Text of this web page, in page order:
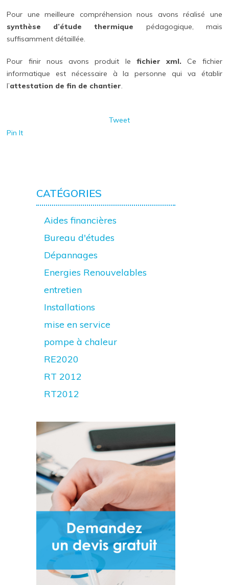
Pour une meilleure compréhension nous avons réalisé une
synthèse d’étude thermique pédagogique, mais
suffisamment détaillée.
Pour finir nous avons produit le fichier xml. Ce fichier
informatique est nécessaire à la personne qui va établir
l’attestation de fin de chantier
Tweet
Pin It
CATÉGORIES
Aides financières
Bureau d'études
Dépannages
Energies Renouvelables
entretien
Installations
mise en service
pompe à chaleur
RE2020
RT 2012
RT2012